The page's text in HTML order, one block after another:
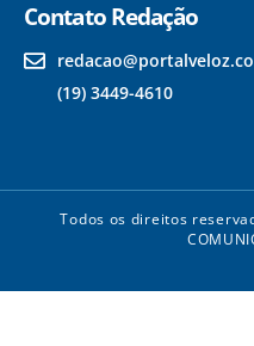
Contato Redação
(19) 3449-4610
Todos os direitos